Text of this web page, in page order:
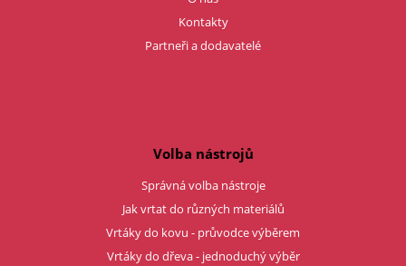
Kontakty
Partneři a dodavatelé
Volba nástrojů
Správná volba nástroje
Jak vrtat do různých materiálů
Vrtáky do kovu - průvodce výběrem
Vrtáky do dřeva - jednoduchý výběr